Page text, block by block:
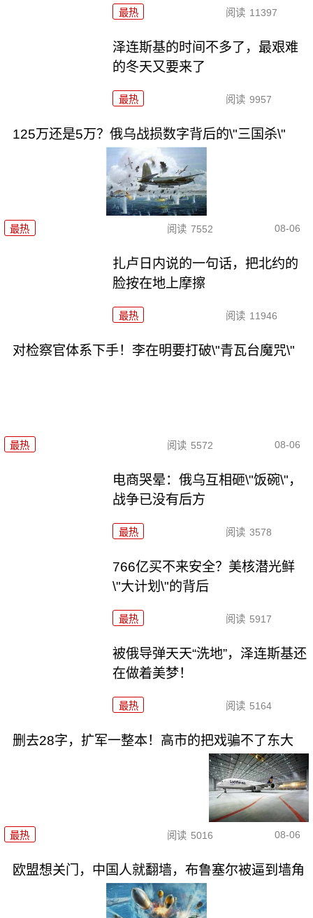
最热 阅读 11397
泽连斯基的时间不多了，最艰难
的冬天又要来了
最热 阅读 9957
125万还是5万？俄乌战损数字背后的\"三国杀\"
最热 阅读 7552 08-06
扎卢日内说的一句话，把北约的
脸按在地上摩擦
最热 阅读 11946
对检察官体系下手！李在明要打破\"青瓦台魔咒\"
最热 阅读 5572 08-06
电商哭晕：俄乌互相砸\"饭碗\"，
战争已没有后方
最热 阅读 3578
766亿买不来安全？美核潜光鲜
\"大计划\"的背后
最热 阅读 5917
被俄导弹天天“洗地”，泽连斯基还
在做着美梦！
最热 阅读 5164
删去28字，扩军一整本！高市的把戏骗不了东大
最热 阅读 5016 08-06
欧盟想关门，中国人就翻墙，布鲁塞尔被逼到墙角